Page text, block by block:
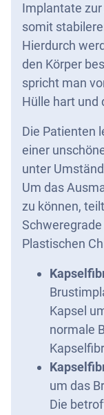
Implantate
somit
Hierdurch
den Körper
spricht man
Hülle hart und
Die Patienten
einer
unter
Um das
zu können,
Plastischen
Kapsel
normale
um das
Die